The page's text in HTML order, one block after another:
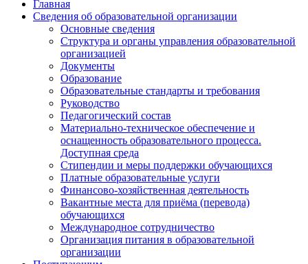
Главная
Сведения об образовательной организации
Основные сведения
Структура и органы управления образовательной
организацией
Документы
Образование
Образовательные стандарты и требования
Руководство
Педагогический состав
Материально-техническое обеспечение и
оснащенность образовательного процесса.
Доступная среда
Стипендии и меры поддержки обучающихся
Платные образовательные услуги
Финансово-хозяйственная деятельность
Вакантные места для приёма (перевода)
обучающихся
Международное сотрудничество
Организация питания в образовательной
организации